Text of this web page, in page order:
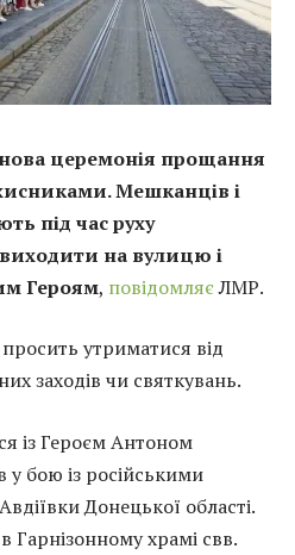
нова церемонія прощання
Мешканців і
під час руху
на вулицю і
Героям, повідомляєЛМР.
утриматися від
заходів чи святкувань.
із Героєм Антоном
бою із російськими
Донецької області.
Гарнізонному храмі свв.